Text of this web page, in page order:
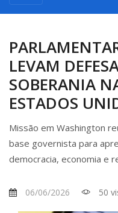
LEVAM
SOBERANIA
ESTADOS
Missão em Washington
base governista para
democracia, economia e
06/06/2026 50